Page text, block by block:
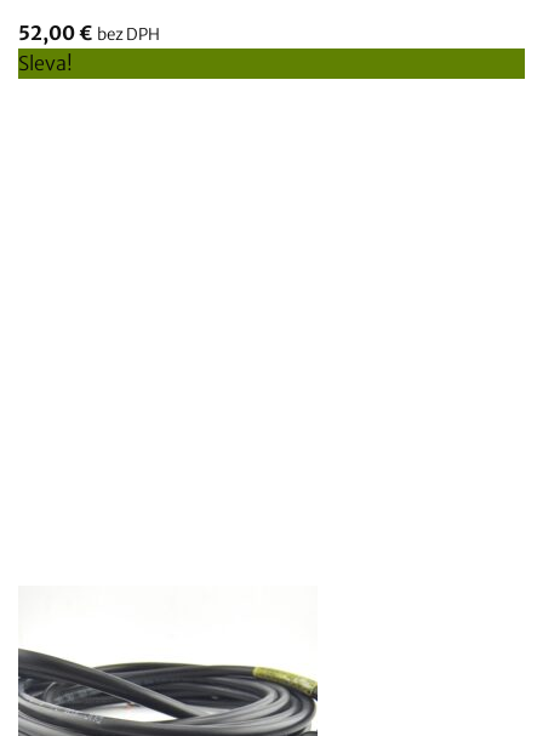
52,00€ bez DPH
Sleva!